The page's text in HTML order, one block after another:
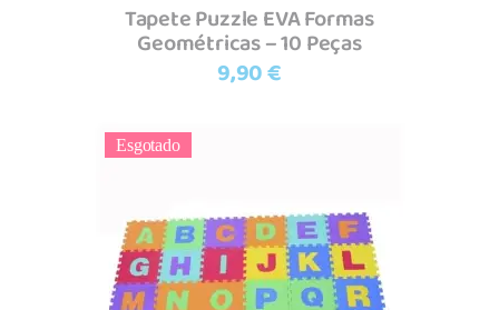
Tapete Puzzle EVA Formas
Geométricas – 10 Peças
9,90€
Esgotado
Ler mais